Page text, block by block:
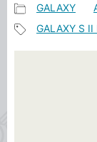
事
カ
GALAXY
GALAXY S II